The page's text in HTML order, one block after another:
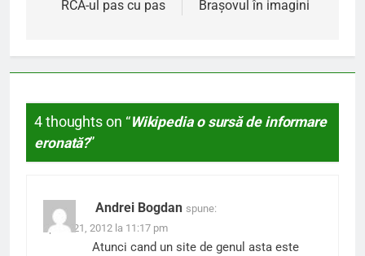
RCA-ul pas cu pas
Braşovul în imagini
4 thoughts on “Wikipedia o sursă de informare
eronată?”
Andrei Bogdan spune:
aprilie 21, 2012 la 11:17 pm
Atunci cand un site de genul asta este